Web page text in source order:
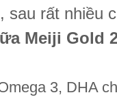
sau rất nhiều
Meiji Gold
3, DHA